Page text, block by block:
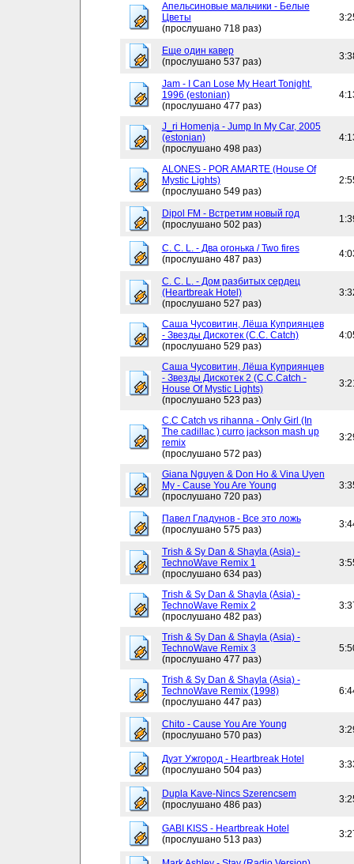
Апельсиновые мальчики - Белые
Цветы
(прослушано 718 раз)
Еще один кавер
(прослушано 537 раз)
Jam - I Can Lose My Heart Tonight,
1996 (estonian)
(прослушано 477 раз)
J_ri Homenja - Jump In My Car, 2005
(estonian)
(прослушано 498 раз)
ALONES - POR AMARTE (House Of
Mystic Lights)
(прослушано 549 раз)
Dipol FM - Встретим новый год
(прослушано 502 раз)
C. C. L. - Два огонька / Two fires
(прослушано 487 раз)
C. C. L. - Дом разбитых сердец
(Heartbreak Hotel)
(прослушано 527 раз)
Саша Чусовитин, Лёша Куприянцев
- Звезды Дискотек (C.C. Catch)
(прослушано 529 раз)
Саша Чусовитин, Лёша Куприянцев
- Звезды Дискотек 2 (C.C.Catch -
House Of Mystic Lights)
(прослушано 523 раз)
C.C Catch vs rihanna - Only Girl (In
The cadillac ) curro jackson mash up
remix
(прослушано 572 раз)
Giana Nguyen & Don Ho & Vina Uyen
My - Cause You Are Young
(прослушано 720 раз)
Павел Гладунов - Все это ложь
(прослушано 575 раз)
Trish & Sy Dan & Shayla (Asia) -
TechnoWave Remix 1
(прослушано 634 раз)
Trish & Sy Dan & Shayla (Asia) -
TechnoWave Remix 2
(прослушано 482 раз)
Trish & Sy Dan & Shayla (Asia) -
TechnoWave Remix 3
(прослушано 477 раз)
Trish & Sy Dan & Shayla (Asia) -
TechnoWave Remix (1998)
(прослушано 447 раз)
Chito - Cause You Are Young
(прослушано 570 раз)
Дуэт Ужгород - Heartbreak Hotel
(прослушано 504 раз)
Dupla Kave-Nincs Szerencsem
(прослушано 486 раз)
GABI KISS - Heartbreak Hotel
(прослушано 513 раз)